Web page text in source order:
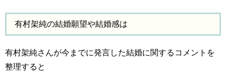
有村架純の結婚願望や結婚感は
有村架純さんが今までに発言した結婚に関するコメントを
整理すると